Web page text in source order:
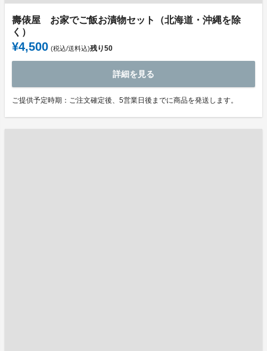
壽俵屋 お家でご飯お漬物セット（北海道・沖縄を除
く）
¥4,500 (税込/送料込)残り50
詳細を見る
ご提供予定時期：ご注文確定後、5営業日後までに商品を発送します。